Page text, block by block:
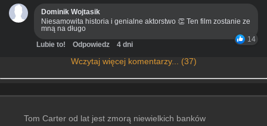
Dominik Wojtasik
Niesamowita historia i genialne aktorstwo 👏 Ten film zostanie ze
mną na długo
14
Lubie to! Odpowiedz 4 dni
Wczytaj więcej komentarzy... (37)
Tom Carter od lat jest zmorą niewielkich banków